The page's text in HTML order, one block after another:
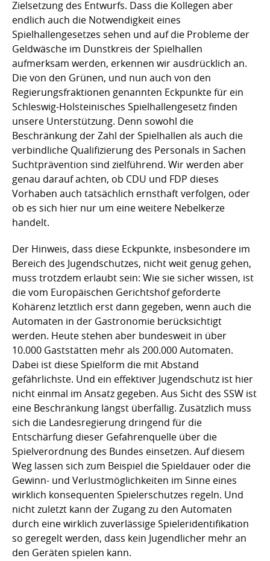
Zielsetzung des Entwurfs. Dass die Kollegen aber
endlich auch die Notwendigkeit eines
Spielhallengesetzes sehen und auf die Probleme der
Geldwäsche im Dunstkreis der Spielhallen
aufmerksam werden, erkennen wir ausdrücklich an.
Die von den Grünen, und nun auch von den
Regierungsfraktionen genannten Eckpunkte für ein
Schleswig-Holsteinisches Spielhallengesetz finden
unsere Unterstützung. Denn sowohl die
Beschränkung der Zahl der Spielhallen als auch die
verbindliche Qualifizierung des Personals in Sachen
Suchtprävention sind zielführend. Wir werden aber
genau darauf achten, ob CDU und FDP dieses
Vorhaben auch tatsächlich ernsthaft verfolgen, oder
ob es sich hier nur um eine weitere Nebelkerze
handelt.
Der Hinweis, dass diese Eckpunkte, insbesondere im
Bereich des Jugendschutzes, nicht weit genug gehen,
muss trotzdem erlaubt sein: Wie sie sicher wissen, ist
die vom Europäischen Gerichtshof geforderte
Kohärenz letztlich erst dann gegeben, wenn auch die
Automaten in der Gastronomie berücksichtigt
werden. Heute stehen aber bundesweit in über
10.000 Gaststätten mehr als 200.000 Automaten.
Dabei ist diese Spielform die mit Abstand
gefährlichste. Und ein effektiver Jugendschutz ist hier
nicht einmal im Ansatz gegeben. Aus Sicht des SSW ist
eine Beschränkung längst überfällig. Zusätzlich muss
sich die Landesregierung dringend für die
Entschärfung dieser Gefahrenquelle über die
Spielverordnung des Bundes einsetzen. Auf diesem
Weg lassen sich zum Beispiel die Spieldauer oder die
Gewinn- und Verlustmöglichkeiten im Sinne eines
wirklich konsequenten Spielerschutzes regeln. Und
nicht zuletzt kann der Zugang zu den Automaten
durch eine wirklich zuverlässige Spieleridentifikation
so geregelt werden, dass kein Jugendlicher mehr an
den Geräten spielen kann.